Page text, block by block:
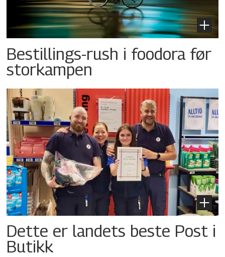
Bestillings-rush i foodora før
storkampen
Dette er landets beste Post i
Butikk